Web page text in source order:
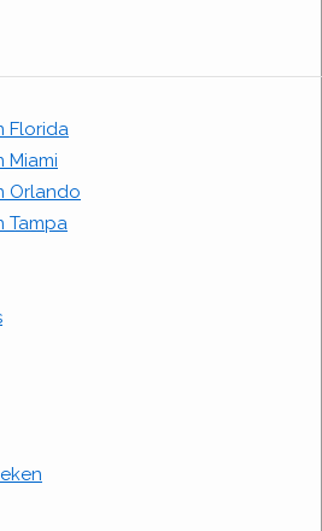
Florida
Miami
Orlando
Tampa